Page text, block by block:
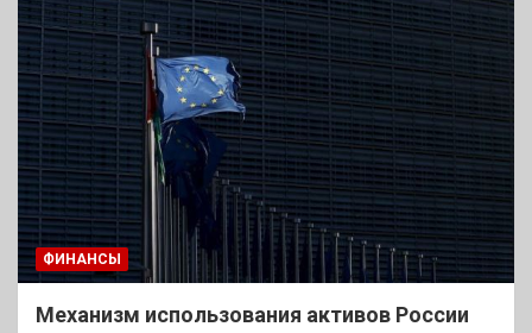
ФИНАНСЫ
Механизм использования активов России